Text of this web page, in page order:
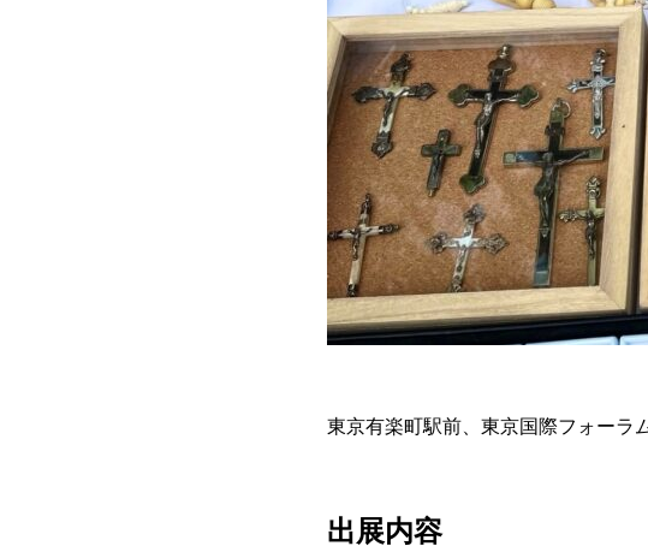
東京有楽町駅前、東京国際フォーラ
出展内容